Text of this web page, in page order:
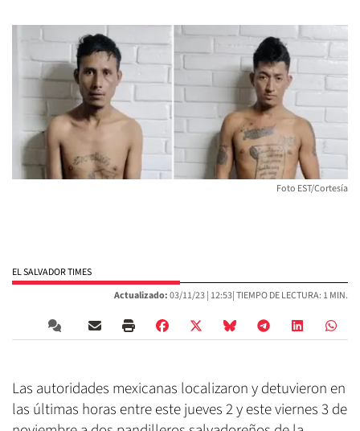
Foto EST/Cortesía
EL SALVADOR TIMES
Actualizado:03/11/23 | 12:53 | TIEMPO DE LECTURA: 1 MIN.
Las autoridades mexicanas localizaron y detuvieron en
las últimas horas entre este jueves 2 y este viernes 3 de